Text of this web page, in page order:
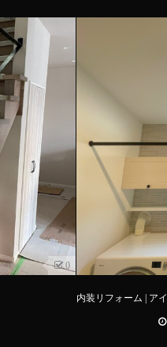
0
内装リフォーム | ア